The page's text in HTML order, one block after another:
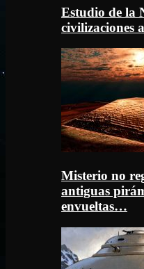
Estudio de la
civilizaciones
Misterio no
antiguas
envueltas…